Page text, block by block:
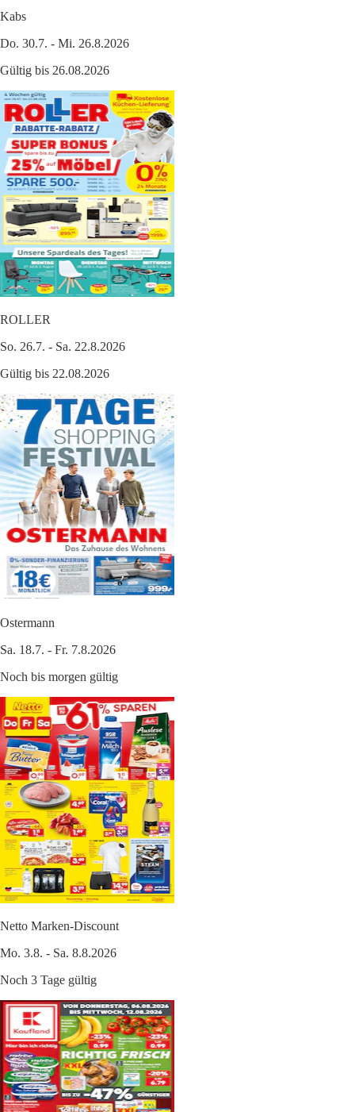
Kabs
Do. 30.7. - Mi. 26.8.2026
Gültig bis 26.08.2026
ROLLER
So. 26.7. - Sa. 22.8.2026
Gültig bis 22.08.2026
Ostermann
Sa. 18.7. - Fr. 7.8.2026
Noch bis morgen gültig
Netto Marken-Discount
Mo. 3.8. - Sa. 8.8.2026
Noch 3 Tage gültig